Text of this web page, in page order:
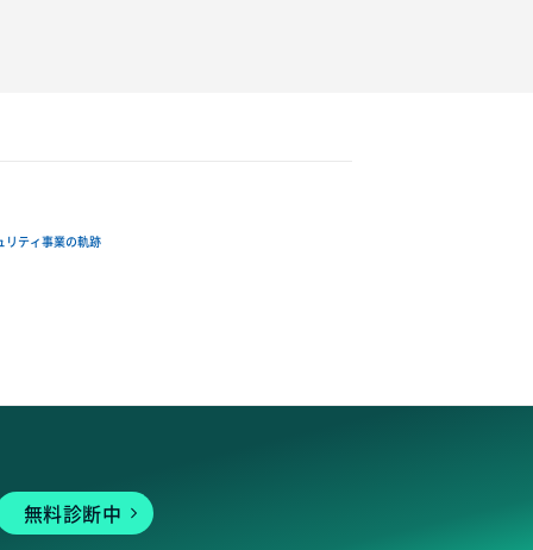
リティ事業の軌跡
無料診断中